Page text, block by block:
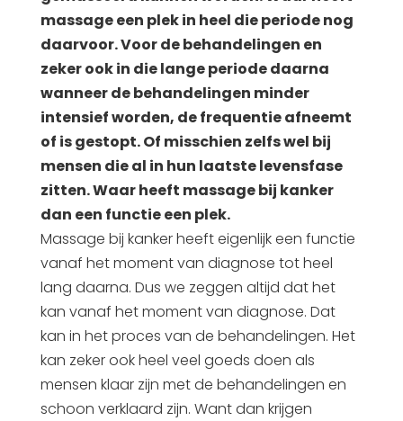
massage een plek in heel die periode nog
daarvoor. Voor de behandelingen en
zeker ook in die lange periode daarna
wanneer de behandelingen minder
intensief worden, de frequentie afneemt
of is gestopt. Of misschien zelfs wel bij
mensen die al in hun laatste levensfase
zitten. Waar heeft massage bij kanker
dan een functie een plek.
Massage bij kanker heeft eigenlijk een functie
vanaf het moment van diagnose tot heel
lang daarna. Dus we zeggen altijd dat het
kan vanaf het moment van diagnose. Dat
kan in het proces van de behandelingen. Het
kan zeker ook heel veel goeds doen als
mensen klaar zijn met de behandelingen en
schoon verklaard zijn. Want dan krijgen